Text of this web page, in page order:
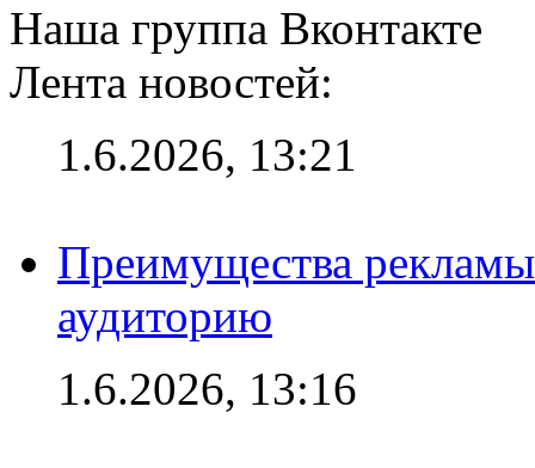
Наша группа Вконтакте
Лента новостей:
1.6.2026, 13:21
Преимущества
аудиторию
1.6.2026, 13:16